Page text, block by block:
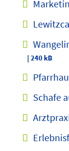
| 240 kB
Schafe